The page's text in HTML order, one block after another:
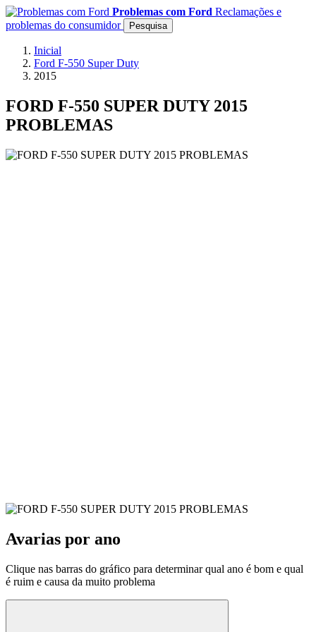
Problemas com Ford Reclamações e
problemas do consumidor
Pesquisa
Inicial
Ford F-550 Super Duty
2015
FORD F-550 SUPER DUTY 2015
PROBLEMAS
Avarias por ano
Clique nas barras do gráfico para determinar qual ano é bom e qual
é ruim e causa da muito problema